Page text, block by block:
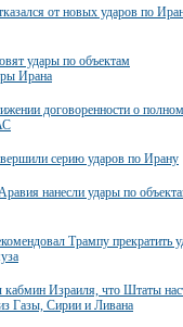
от новых ударов по
удары по объектам
Ирана
договоренности о полном
серию ударов по Ирану
нанесли удары по
Трампу прекратить
кабмин Израиля, что Штаты
Газы, Сирии и Ливана